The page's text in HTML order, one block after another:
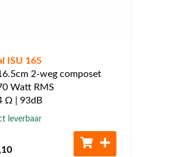
ISU 165
2-weg composet
Watt RMS
Ω | 93dB
leverbaar